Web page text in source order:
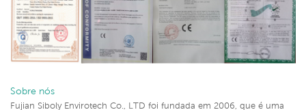
Sobre nós
Fujian Siboly Envirotech Co., LTD foi fundada em 2006, que é uma